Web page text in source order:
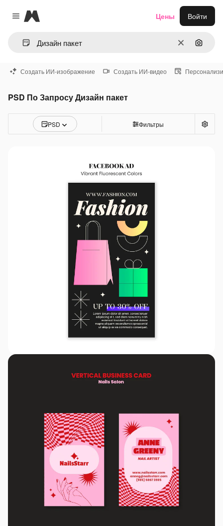
Close menu
Magnific
ОчиститьПоиск
Цены Войти
Создать ИИ-изображение Создать ИИ-видео
PSD По Запросу Дизайн пакет
PSD Фильтры